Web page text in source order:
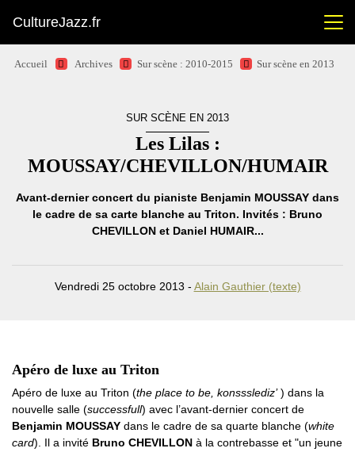
CultureJazz.fr
Accueil Archives Sur scène : 2010-2015 Sur scène en 2013
SUR SCÈNE EN 2013
Les Lilas :
MOUSSAY/CHEVILLON/HUMAIR
Avant-dernier concert du pianiste Benjamin MOUSSAY dans
le cadre de sa carte blanche au Triton. Invités : Bruno
CHEVILLON et Daniel HUMAIR...
Vendredi 25 octobre 2013 - Alain Gauthier (texte)
Apéro de luxe au Triton
Apéro de luxe au Triton (the place to be, konssslediz’) dans la
nouvelle salle (successfull) avec l’avant-dernier concert de
Benjamin MOUSSAY dans le cadre de sa quarte blanche (white
card). Il a invité Bruno CHEVILLON à la contrebasse et "un jeune